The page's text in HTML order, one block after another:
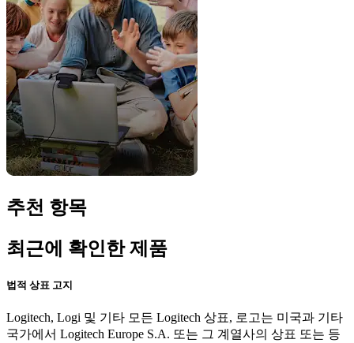
추천 항목
최근에 확인한 제품
법적 상표 고지
Logitech, Logi 및 기타 모든 Logitech 상표, 로고는 미국과 기타
국가에서 Logitech Europe S.A. 또는 그 계열사의 상표 또는 등